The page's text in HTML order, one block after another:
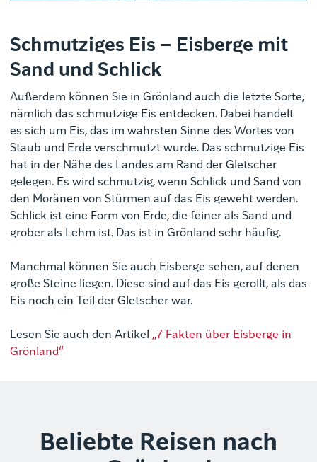
Schmutziges Eis – Eisberge mit
Sand und Schlick
Außerdem können Sie in Grönland auch die letzte Sorte,
nämlich das schmutzige Eis entdecken. Dabei handelt
es sich um Eis, das im wahrsten Sinne des Wortes von
Staub und Erde verschmutzt wurde. Das schmutzige Eis
hat in der Nähe des Landes am Rand der Gletscher
gelegen. Es wird schmutzig, wenn Schlick und Sand von
den Moränen von Stürmen auf das Eis geweht werden.
Schlick ist eine Form von Erde, die feiner als Sand und
grober als Lehm ist. Das ist in Grönland sehr häufig.
Manchmal können Sie auch Eisberge sehen, auf denen
große Steine liegen. Diese sind auf das Eis gerollt, als das
Eis noch ein Teil der Gletscher war.
Lesen Sie auch den Artikel „7 Fakten über Eisberge in
Grönland“
Beliebte Reisen nach